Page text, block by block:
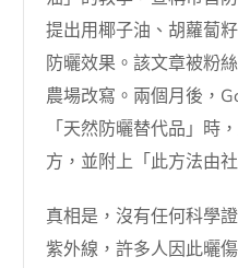
提出用椰子油、胡蘿蔔
防曬效果。該文章被粉
農場改寫。兩個月後，
「天然防曬替代品」時
方，並附上「此方法由
真相是，沒有任何科學
紫外線，許多人因此曬